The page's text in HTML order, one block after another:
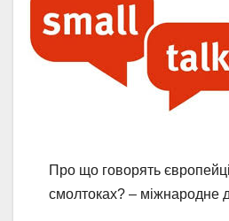
Про що говорять європейці
смолтоках? – міжнародне